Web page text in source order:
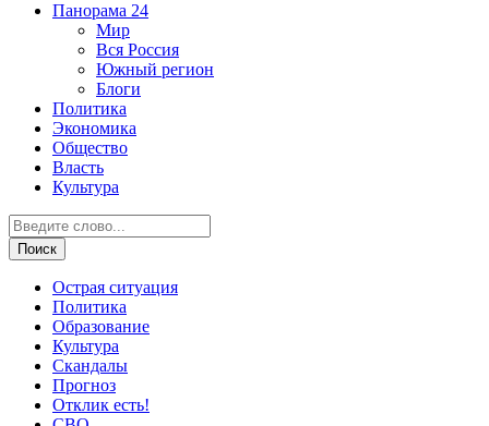
Панорама 24
Мир
Вся Россия
Южный регион
Блоги
Политика
Экономика
Общество
Власть
Культура
Острая ситуация
Политика
Образование
Культура
Скандалы
Прогноз
Отклик есть!